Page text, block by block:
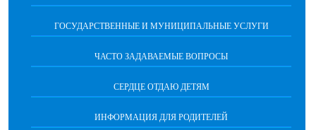
ГОСУДАРСТВЕННЫЕ И МУНИЦИПАЛЬНЫЕ УСЛУГИ
ЧАСТО ЗАДАВАЕМЫЕ ВОПРОСЫ
СЕРДЦЕ ОТДАЮ ДЕТЯМ
ИНФОРМАЦИЯ ДЛЯ РОДИТЕЛЕЙ